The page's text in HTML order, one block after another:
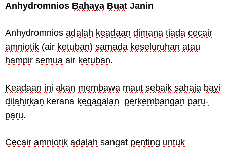
Anhydromnios Bahaya Buat Janin
Anhydromnios adalah keadaan dimana tiada cecair
amniotik (air ketuban) samada keseluruhan atau
hampir semua air ketuban.
Keadaan ini akan membawa maut sebaik sahaja bayi
dilahirkan kerana kegagalan perkembangan paru-
paru.
Cecair amniotik adalah sangat penting untuk